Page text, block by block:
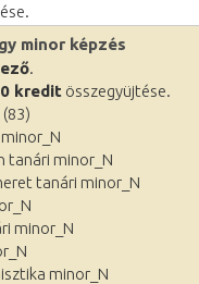
minor képzés
.
kredit összegyüjtése.
tanári minor_N
tanári minor_N
minor_N
minor_N